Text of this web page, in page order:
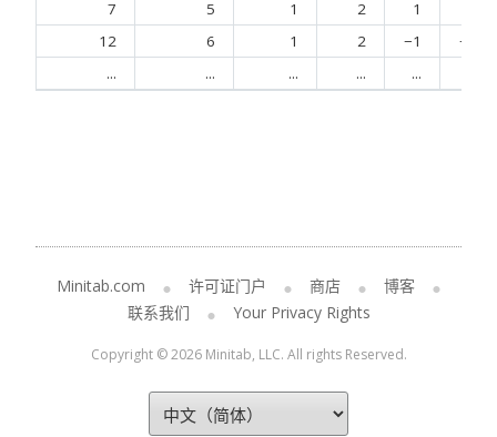
7 5 1 2 1
12
6 1 2 −1
−1
...
... ... ... ...
Minitab.com 许可证门户 商店
博客
联系我们
Your Privacy Rights
Copyright © 2026 Minitab, LLC. All rights Reserved.